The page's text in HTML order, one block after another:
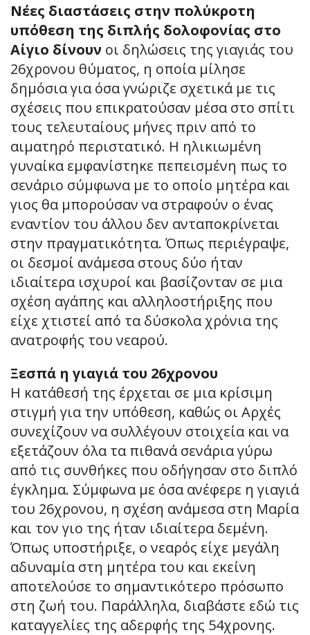
Νέες διαστάσεις στην πολύκροτη
υπόθεση της διπλής δολοφονίας στο
Αίγιο δίνουν οι δηλώσεις της γιαγιάς του
26χρονου θύματος, η οποία μίλησε
δημόσια για όσα γνώριζε σχετικά με τις
σχέσεις που επικρατούσαν μέσα στο σπίτι
τους τελευταίους μήνες πριν από το
αιματηρό περιστατικό. Η ηλικιωμένη
γυναίκα εμφανίστηκε πεπεισμένη πως το
σενάριο σύμφωνα με το οποίο μητέρα και
γιος θα μπορούσαν να στραφούν ο ένας
εναντίον του άλλου δεν ανταποκρίνεται
στην πραγματικότητα. Όπως περιέγραψε,
οι δεσμοί ανάμεσα στους δύο ήταν
ιδιαίτερα ισχυροί και βασίζονταν σε μια
σχέση αγάπης και αλληλοστήριξης που
είχε χτιστεί από τα δύσκολα χρόνια της
ανατροφής του νεαρού.
Ξεσπά η γιαγιά του 26χρονου
Η κατάθεσή της έρχεται σε μια κρίσιμη
στιγμή για την υπόθεση, καθώς οι Αρχές
συνεχίζουν να συλλέγουν στοιχεία και να
εξετάζουν όλα τα πιθανά σενάρια γύρω
από τις συνθήκες που οδήγησαν στο διπλό
έγκλημα. Σύμφωνα με όσα ανέφερε η γιαγιά
του 26χρονου, η σχέση ανάμεσα στη Μαρία
και τον γιο της ήταν ιδιαίτερα δεμένη.
Όπως υποστήριξε, ο νεαρός είχε μεγάλη
αδυναμία στη μητέρα του και εκείνη
αποτελούσε το σημαντικότερο πρόσωπο
στη ζωή του. Παράλληλα, διαβάστε εδώ τις
καταγγελίες της αδερφής της 54χρονης.